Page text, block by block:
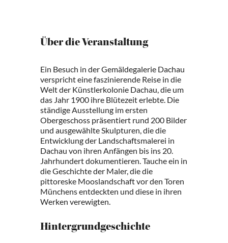
Über die Veranstaltung
Ein Besuch in der Gemäldegalerie Dachau
verspricht eine faszinierende Reise in die
Welt der Künstlerkolonie Dachau, die um
das Jahr 1900 ihre Blütezeit erlebte. Die
ständige Ausstellung im ersten
Obergeschoss präsentiert rund 200 Bilder
und ausgewählte Skulpturen, die die
Entwicklung der Landschaftsmalerei in
Dachau von ihren Anfängen bis ins 20.
Jahrhundert dokumentieren. Tauche ein in
die Geschichte der Maler, die die
pittoreske Mooslandschaft vor den Toren
Münchens entdeckten und diese in ihren
Werken verewigten.
Hintergrundgeschichte